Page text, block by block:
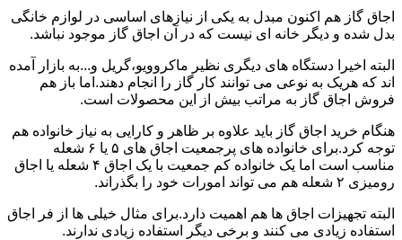
اجاق گاز هم اکنون مبدل به یکی از نیازهای اساسی در لوازم خانگی
بدل شده و دیگر خانه ای نیست که در آن اجاق گاز موجود نباشد.
البته اخیرا دستگاه های دیگری نظیر ماکروویو،گریل و...به بازار آمده
اند که هریک به نوعی می توانند کار گاز را انجام دهند.اما باز هم
فروش اجاق گاز به مراتب بیش از این محصولات است.
هنگام خرید اجاق گاز باید علاوه بر ظاهر و کارایی به نیاز خانواده هم
توجه کرد.برای خانواده های پرجمعیت اجاق های ۵ یا ۶ شعله
مناسب است اما یک خانواده کم جمعیت با یک اجاق ۴ شعله یا اجاق
رومیزی ۲ شعله هم می تواند امورات خود را بگذراند.
البته تجهیزات اجاق ها هم اهمیت دارد.برای مثال خیلی ها از فر اجاق
استفاده زیادی می کنند و برخی دیگر استفاده زیادی ندارند.